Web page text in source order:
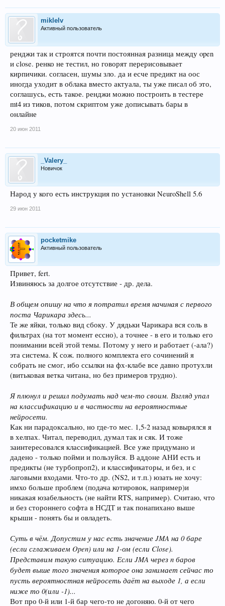
miklelv
Активный пользователь
ренджи так и строятся почти постоянная разница между open
и close. ренко не тестил, но говорят перерисовывает
кирпичики. согласен, шумы зло. да и есче предикт на оос
иногда уходит в облака вместо актуала, ты уже писал об это,
соглашусь, есть такое. ренджи можно построить в тестере
mt4 из тиков, потом скриптом уже дописывать бары в
онлайне
20 июн 2011
_Valery_
Новичок
Народ у кого есть инструкция по установки NeuroShell 5.6
29 июн 2011
pocketmike
Активный пользователь
Привет, fert.
Извиняюсь за долгое отсутствие - др. дела.
В общем опишу на что я потратил время начиная с первого
поста Чарикара здесь...
Те же яйки, только вид сбоку. У дядьки Чарикара вся соль в
фильтрах (на тот момент ессно), а точнее - в его и только его
понимании всей этой темы. Потому у него и работает (-ала?)
эта система. К сож. полного комплекта его сочинений я
собрать не смог, ибо ссылки на фх-клабе все давно протухли
(витьковая ветка читана, но без примеров трудно).
Я плюнул и решил подумать над чем-то своим. Взгляд упал
на классификацию и в частности на вероятностные
нейросети.
Как ни парадоксально, но где-то мес. 1,5-2 назад ковырялся я
в хелпах. Читал, переводил, думал так и сяк. И тоже
заинтересовался классификацией. Все уже придумано и
дадено - только пойми и пользуйся. В аддоне АНИ есть и
предикты (не турбопроп2), и классификаторы, и без, и с
лаговыми входами. Что-то др. (NS2, и т.п.) юзать не хочу:
имхо больше проблем (подача котировок, например)и
никакая юзабельность (не найти RTS, например). Считаю, что
и без стороннего софта в НСДТ и так понапихано выше
крыши - понять бы и овладеть.
Суть в чём. Допустим у нас есть значение JMA на 0 баре
(если сглаживаем Open) или на 1-ом (если Close).
Представим такую ситуацию. Если JMA через n баров
будет выше того значения которое она занимает сейчас то
пусть вероятностная нейросеть даёт на выходе 1, а если
ниже то 0(или -1)...
Вот про 0-й или 1-й бар чего-то не догоняю. 0-й от чего